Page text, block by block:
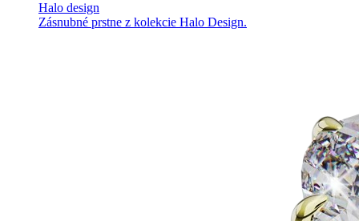
Halo design
Zásnubné prstne z kolekcie Halo Design.